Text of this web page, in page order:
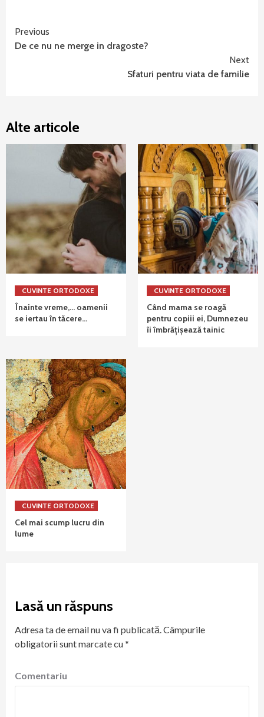
Continue
Reading
Previous
De ce nu ne merge in dragoste?
Next
Sfaturi pentru viata de familie
Alte articole
CUVINTE ORTODOXE
Înainte vreme,… oamenii
se iertau în tăcere…
CUVINTE ORTODOXE
Când mama se roagă
pentru copiii ei, Dumnezeu
îi îmbrățișează tainic
CUVINTE ORTODOXE
Cel mai scump lucru din
lume
Lasă un răspuns
Adresa ta de email nu va fi publicată.Câmpurile
obligatorii sunt marcate cu*
Comentariu